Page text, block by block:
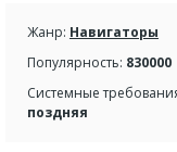
Жанр: Навигаторы
Популярность: 830000
Системные
поздняя